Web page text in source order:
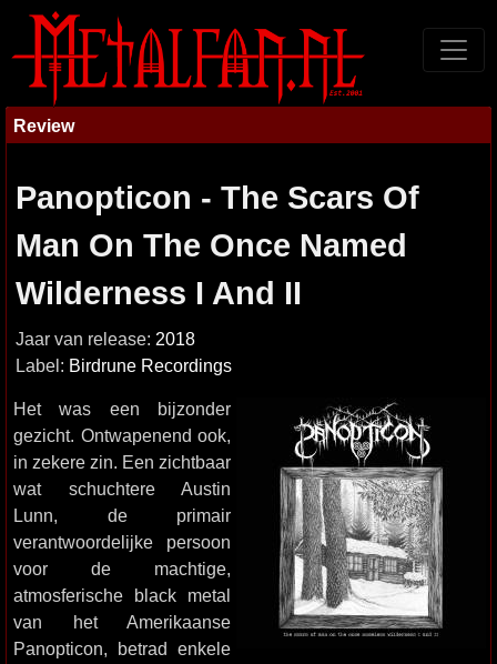
Review
Panopticon - The Scars Of
Man On The Once Named
Wilderness I And II
Jaar van release: 2018
Label: Birdrune Recordings
Het was een bijzonder
gezicht. Ontwapenend ook,
in zekere zin. Een zichtbaar
wat schuchtere Austin
Lunn, de primair
verantwoordelijke persoon
voor de machtige,
atmosferische black metal
van het Amerikaanse
Panopticon, betrad enkele